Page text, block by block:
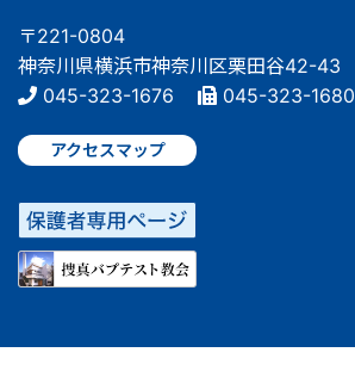
〒221-0804
神奈川県横浜市神奈川区栗田谷42-43
045-323-1676
045-323-1680
アクセスマップ